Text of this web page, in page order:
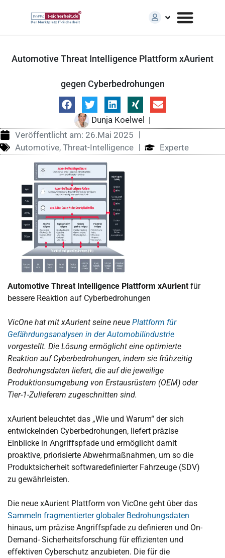
Automotive Threat Intelligence Plattform xAurient
gegen Cyberbedrohungen
Dunja Koelwel
|
Veröffentlicht am: 26.Mai 2025
Automotive, Threat-Intelligence Experte
Automotive Threat Intelligence Plattform xAurient für
bessere Reaktion auf Cyberbedrohungen
VicOne hat mit xAurient seine neue Plattform für
Gefährdungsanalysen in der Automobilindustrie
vorgestellt. Die Lösung ermöglicht eine optimierte
Reaktion auf Cyberbedrohungen, indem sie frühzeitig
Bedrohungsdaten liefert, die auf die jeweilige
Produktionsumgebung von Erstausrüstern (OEM) oder
Tier-1-Zulieferern zugeschnitten sind.
xAurient beleuchtet das „Wie und Warum“ der sich
entwickelnden Cyberbedrohungen, liefert präzise
Einblicke in Angriffspfade und ermöglicht damit
proaktive, priorisierte Abwehrmaßnahmen, um so die
Produktsicherheit softwaredefinierter Fahrzeuge (SDV)
zu gewährleisten.
Die neue xAurient Plattform von VicOne geht über das
Sammeln fragmentierter globaler Bedrohungsdaten
hinaus, um präzise Angriffspfade zu definieren und On-
Demand- Sicherheitsforschung für effizienten und
effektiven Cyberschutz anzubieten. Die für die